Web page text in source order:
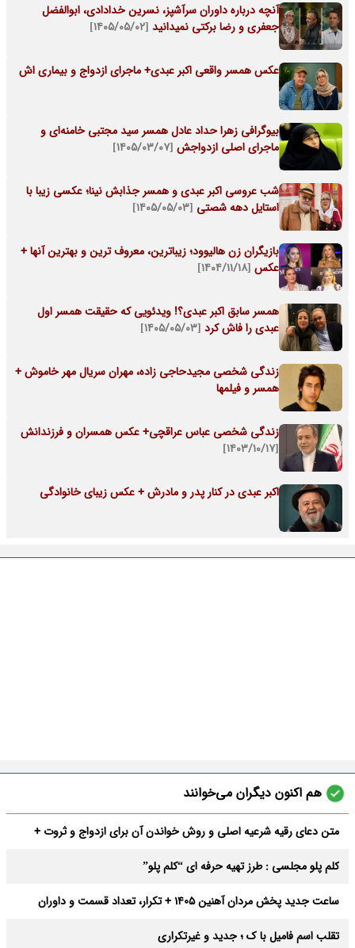
آنچه درباره داوران سرآشپز، نسرین خدادادی، ابوالفضل
جعفری و رضا برکتی نمیدانید [۱۴۰۵/۰۵/۰۲]
عکس همسر واقعی اکبر عبدی+ ماجرای ازدواج و بیماری اش
بیوگرافی زهرا حداد عادل همسر سید مجتبی خامنه‌ای و
ماجرای اصلی ازدواجش [۱۴۰۵/۰۳/۰۷]
شب عروسی اکبر عبدی و همسر جذابش نینا؛ عکسی زیبا با
استایل دهه شصتی [۱۴۰۵/۰۵/۰۳]
بازیگران زن هالیوود؛ زیباترین، معروف ترین و بهترین آنها +
عکس [۱۴۰۴/۱۱/۱۸]
همسر سابق اکبر عبدی؟! ویدئویی که حقیقت همسر اول
عبدی را فاش کرد [۱۴۰۵/۰۵/۰۳]
زندگی شخصی مجیدحاجی زاده، مهران سریال مهر خاموش +
همسر و فیلمها
زندگی شخصی عباس عراقچی+ عکس همسران و فرزندانش
[۱۴۰۳/۱۰/۱۷]
اکبر عبدی در کنار پدر و مادرش + عکس زیبای خانوادگی
هم اکنون دیگران می‌خوانند
متن دعای رقیه شرعیه اصلی و روش خواندن آن برای ازدواج و ثروت +
کلم پلو مجلسی : طرز تهیه حرفه ای “کلم پلو”
ساعت جدید پخش مردان آهنین 1405 + تکرار، تعداد قسمت و داوران
تقلب اسم فامیل با ک ؛ جدید و غیرتکراری